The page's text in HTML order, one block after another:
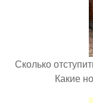
Сколько
Какие